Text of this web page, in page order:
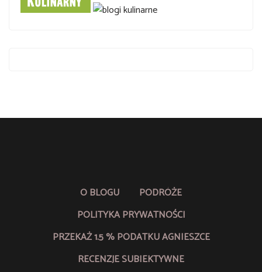
O BLOGU
PODRÓŻE
POLITYKA PRYWATNOŚCI
PRZEKAŻ 1.5 % PODATKU AGNIESZCE
RECENZJE SUBIEKTYWNE